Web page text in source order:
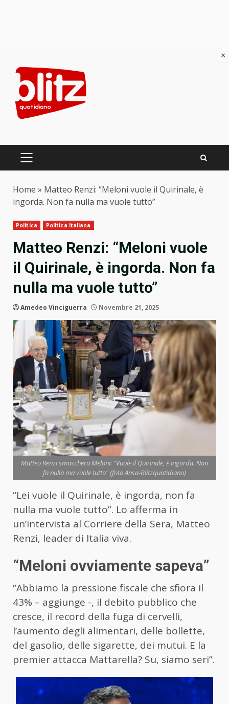
content
PRIMARY
Home » Matteo Renzi: “Meloni vuole il Quirinale, è
ingorda. Non fa nulla ma vuole tutto”
Politica Politica Italiana
Matteo Renzi: “Meloni vuole
il Quirinale, è ingorda. Non fa
nulla ma vuole tutto”
Amedeo Vinciguerra Novembre 21, 2025
Matteo Renzi smaschera Meloni: "Vuole il Quirinale, è ingorda. Non
fa nulla ma vuole tutto" (foto Ansa-Blitzquotidiano)
“Lei vuole il Quirinale, è ingorda, non fa
nulla ma vuole tutto”. Lo afferma in
un’intervista al Corriere della Sera, Matteo
Renzi, leader di Italia viva.
“Meloni ovviamente sapeva”
“Abbiamo la pressione fiscale che sfiora il
43% – aggiunge -, il debito pubblico che
cresce, il record della fuga di cervelli,
l’aumento degli alimentari, delle bollette,
del gasolio, delle sigarette, dei mutui. E la
premier attacca Mattarella? Su, siamo seri”.
×